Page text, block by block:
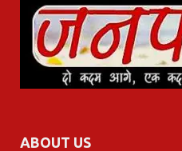
ABOUT US